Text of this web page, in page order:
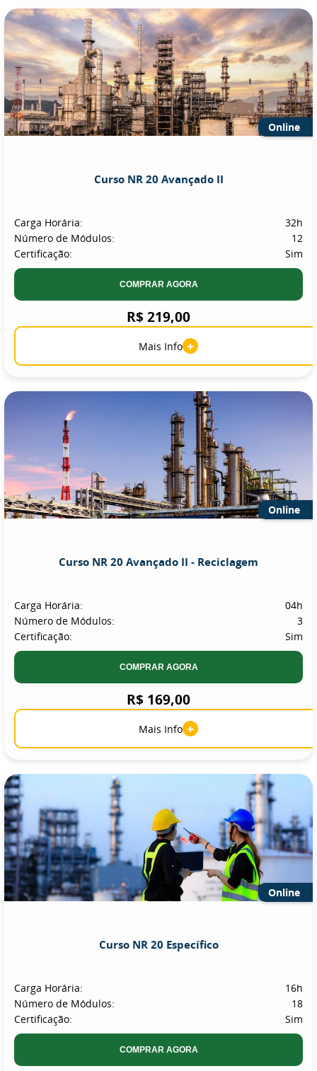
Online
Curso NR 20 Avançado II
Carga Horária:
32h
Número de Módulos:
12
Certificação:
Sim
COMPRAR AGORA
R$ 219,00
Mais Info +
Online
Curso NR 20 Avançado II - Reciclagem
Carga Horária:
04h
Número de Módulos:
3
Certificação:
Sim
COMPRAR AGORA
R$ 169,00
Mais Info +
Online
Curso NR 20 Específico
Carga Horária:
16h
Número de Módulos:
18
Certificação:
Sim
COMPRAR AGORA